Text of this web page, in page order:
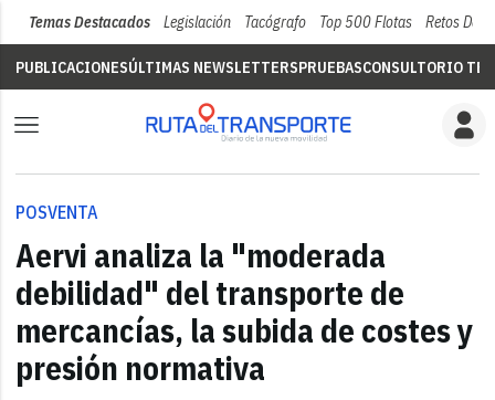
Temas Destacados Legislación Tacógrafo Top 500 Flotas Retos Del
PUBLICACIONESÚLTIMAS NEWSLETTERSPRUEBASCONSULTORIO
POSVENTA
Aervi analiza la "moderada
debilidad" del transporte de
mercancías, la subida de costes y
presión normativa